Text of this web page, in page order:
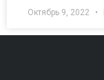
Октябрь 9, 2022